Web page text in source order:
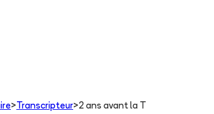
> Transcripteur>2 ans avant la T